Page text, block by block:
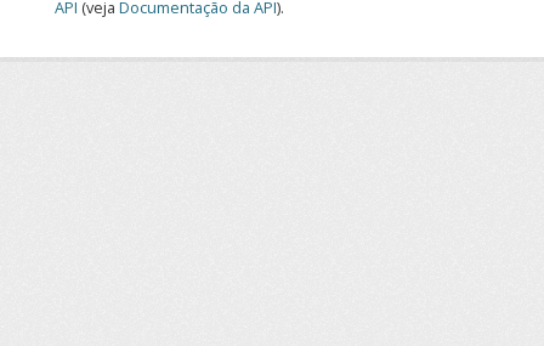
API (veja Documentação da API).